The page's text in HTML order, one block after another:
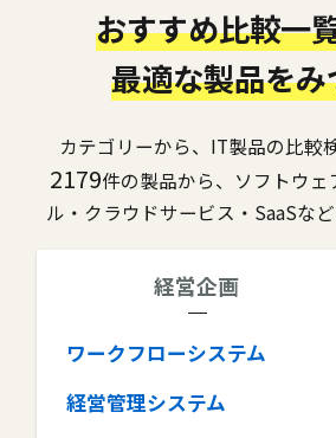
おすすめ比較一
最適な製品を
カテゴリーから、IT製品の比較
2179件の製品から、ソフトウェ
ル・クラウドサービス・SaaSなど
経営企画
ワークフローシステム
経営管理システム